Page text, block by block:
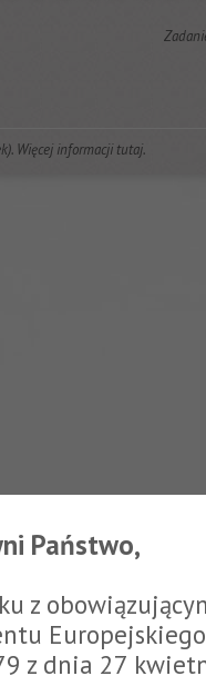
Więcej informacjitutaj.
Państwo,
z
z dnia 27